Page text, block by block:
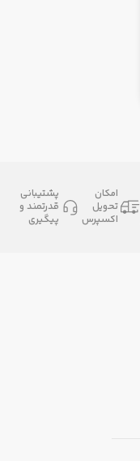
امکان
تحویل
اکسپرس
پشتیبانی
قدرتمند و
پیگیری